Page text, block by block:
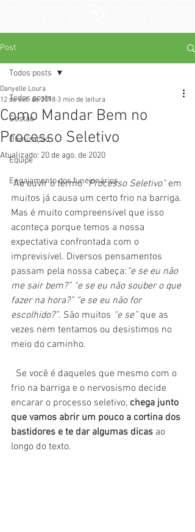
Post
Todos posts
Gestão
Otimização
Equipe
Engajamento dos funcionários
Todos posts
Como Mandar Bem no
Processo Seletivo
Danyelle Loura
12 de set. de 2018 3 min de leitura
Atualizado: 20 de ago. de 2020
Ao ouvir o termo “Processo Seletivo” em
muitos já causa um certo frio na barriga.
Mas é muito compreensível que isso
aconteça porque temos a nossa
expectativa confrontada com o
imprevisível. Diversos pensamentos
passam pela nossa cabeça: “e se eu não
me sair bem?” “e se eu não souber o que
fazer na hora?” “e se eu não for
escolhido?”. São muitos “e se” que as
vezes nem tentamos ou desistimos no
meio do caminho.
frio na barriga e o nervosismo decide
encarar o processo seletivo, chega junto
que vamos abrir um pouco a cortina dos
bastidores e te dar algumas dicas ao
longo do texto.